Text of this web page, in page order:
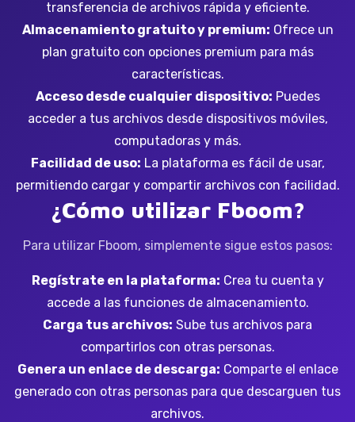
transferencia de archivos rápida y eficiente.
Almacenamiento gratuito y premium: Ofrece un
plan gratuito con opciones premium para más
características.
Acceso desde cualquier dispositivo: Puedes
acceder a tus archivos desde dispositivos móviles,
computadoras y más.
Facilidad de uso: La plataforma es fácil de usar,
permitiendo cargar y compartir archivos con facilidad.
¿Cómo utilizar Fboom?
Para utilizar Fboom, simplemente sigue estos pasos:
Regístrate en la plataforma: Crea tu cuenta y
accede a las funciones de almacenamiento.
Carga tus archivos: Sube tus archivos para
compartirlos con otras personas.
Genera un enlace de descarga: Comparte el enlace
generado con otras personas para que descarguen tus
archivos.